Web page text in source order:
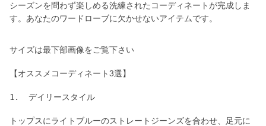
シーズンを問わず楽しめる洗練されたコーディネートが完成しま
す。あなたのワードローブに欠かせないアイテムです。
サイズは最下部画像をご覧下さい
【オススメコーディネート3選】
トップスにライトブルーのストレートジーンズを合わせ、足元に